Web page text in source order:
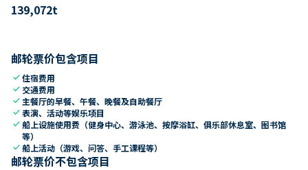
139,072t
邮轮票价包含项目
check住宿费用
check 交通费用
check 主餐厅的早餐、午餐、晚餐及自助餐厅
check表演、活动等娱乐项目
check船上设施使用费（健身中心、游泳池、按摩浴缸、俱乐部休息室、图书馆
等）
check船上活动（游戏、问答、手工课程等）
邮轮票价不包含项目